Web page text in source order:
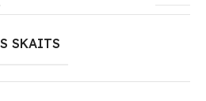
SKAITS